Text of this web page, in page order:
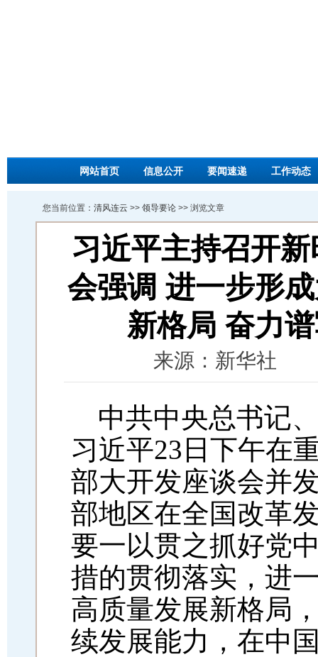
网站首页 信息公开 要闻速递 工作动态
您当前位置： 清风连云 >> 领导要论 >> 浏览文章
习近平主持召开
会强调 进一步形
新格局 奋力
来源：新华社
中共中央总书记
习近平23日下午在
部大开发座谈会并
部地区在全国改革
要一以贯之抓好党
措的贯彻落实，进
高质量发展新格局
续发展能力，在中